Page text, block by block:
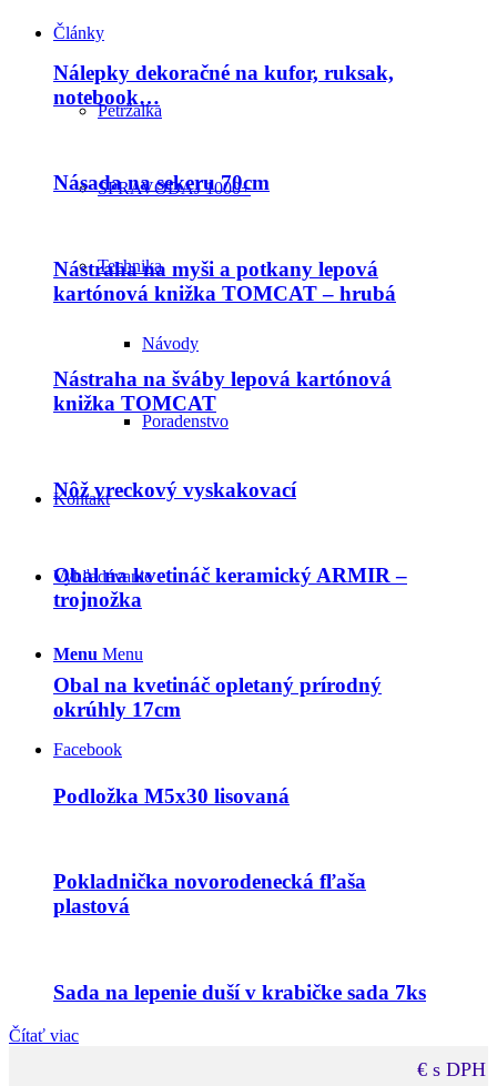
Články
Petržalka
SPRAVODAJ 1000+
Technika
Návody
Poradenstvo
Kontakt
Vyhľadávanie
Menu Menu
Facebook
Nálepky dekoračné na kufor, ruksak,
notebook…
Násada na sekeru 70cm
Nástraha na myši a potkany lepová
kartónová knižka TOMCAT – hrubá
Nástraha na šváby lepová kartónová
knižka TOMCAT
Nôž vreckový vyskakovací
Obal na kvetináč keramický ARMIR –
trojnožka
Obal na kvetináč opletaný prírodný
okrúhly 17cm
Podložka M5x30 lisovaná
Pokladnička novorodenecká fľaša
plastová
Sada na lepenie duší v krabičke sada 7ks
Čítať viac
€ s DPH